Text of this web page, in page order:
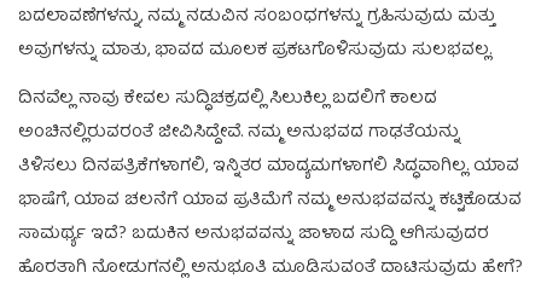
ಬದಲಾವಣೆಗಳನ್ನು, ನಮ್ಮ ನಡುವಿನ ಸಂಬಂಧಗಳನ್ನು ಗ್ರಹಿಸುವುದು ಮತ್ತು
ಅವುಗಳನ್ನು ಮಾತು, ಭಾವದ ಮೂಲಕ ಪ್ರಕಟಗೊಳಿಸುವುದು ಸುಲಭವಲ್ಲ.
ದಿನವೆಲ್ಲ ನಾವು ಕೇವಲ ಸುದ್ಧಿಚಕ್ರದಲ್ಲಿ ಸಿಲುಕಿಲ್ಲ ಬದಲಿಗೆ ಕಾಲದ
ಅಂಚಿನಲ್ಲಿರುವರಂತೆ ಜೀವಿಸಿದ್ದೇವೆ. ನಮ್ಮ ಅನುಭವದ ಗಾಢತೆಯನ್ನು
ತಿಳಿಸಲು ದಿನಪತ್ರಿಕೆಗಳಾಗಲಿ, ಇನ್ನಿತರ ಮಾದ್ಯಮಗಳಾಗಲಿ ಸಿದ್ಧವಾಗಿಲ್ಲ. ಯಾವ
ಭಾಷೆಗೆ, ಯಾವ ಚಲನೆಗೆ ಯಾವ ಪ್ರತಿಮೆಗೆ ನಮ್ಮ ಅನುಭವವನ್ನು ಕಟ್ಟಿಕೊಡುವ
ಸಾಮರ್ಥ್ಯ ಇದೆ? ಬದುಕಿನ ಅನುಭವವನ್ನು ಜಾಳಾದ ಸುದ್ದಿ ಆಗಿಸುವುದರ
ಹೊರತಾಗಿ ನೋಡುಗನಲ್ಲಿ ಅನುಭೂತಿ ಮೂಡಿಸುವಂತೆ ದಾಟಿಸುವುದು ಹೇಗೆ?